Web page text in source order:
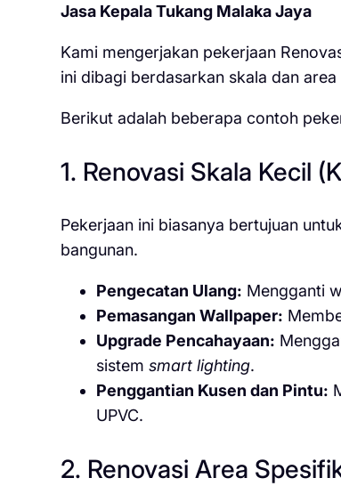
Jasa Kepala Tukang Malaka Jaya
Kami mengerjakan pekerjaan
ini dibagi berdasarkan skala dan
Berikut adalah beberapa contoh
1. Renovasi Skala Kecil
Pekerjaan ini biasanya bertujuan
bangunan.
Pengecatan Ulang: Mengganti
Pemasangan Wallpaper:
Upgrade Pencahayaan:
sistem smart lighting.
Penggantian Kusen dan Pintu:
UPVC.
2. Renovasi Area